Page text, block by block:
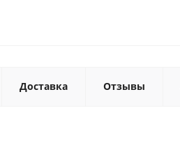
Доставка Отзывы